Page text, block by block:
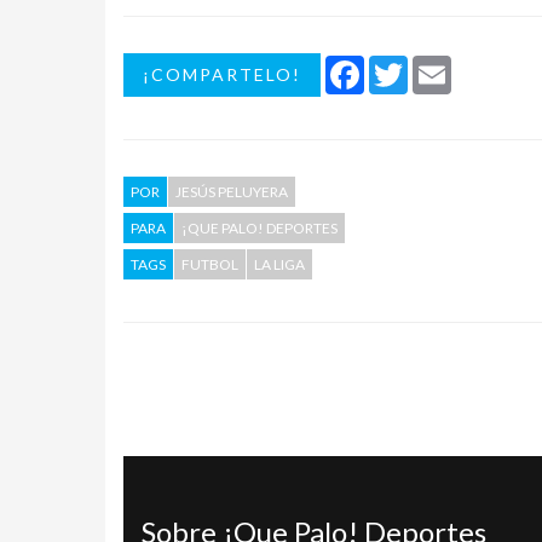
¡COMPARTELO! Facebook
Twitter
POR
JESÚS PELUYERA
PARA
¡QUE PALO! DEPORTES
TAGS
FUTBOL LA LIGA
Sobre ¡Que Palo! Deportes